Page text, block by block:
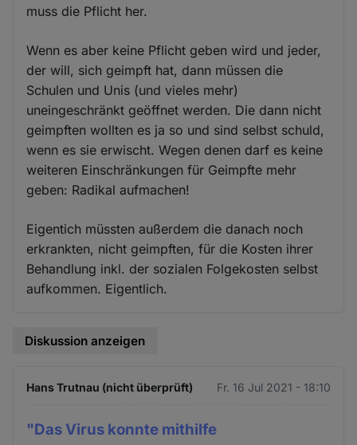
muss die Pflicht her.
Wenn es aber keine Pflicht geben wird und jeder,
der will, sich geimpft hat, dann müssen die
Schulen und Unis (und vieles mehr)
uneingeschränkt geöffnet werden. Die dann nicht
geimpften wollten es ja so und sind selbst schuld,
wenn es sie erwischt. Wegen denen darf es keine
weiteren Einschränkungen für Geimpfte mehr
geben: Radikal aufmachen!
Eigentich müssten außerdem die danach noch
erkrankten, nicht geimpften, für die Kosten ihrer
Behandlung inkl. der sozialen Folgekosten selbst
aufkommen. Eigentlich.
Diskussion anzeigen
Hans Trutnau (nicht überprüft) Fr. 16 Jul 2021 - 18:10
"Das Virus konnte mithilfe